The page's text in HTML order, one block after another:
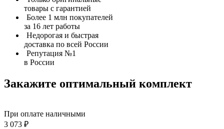
товары с гарантией
Более 1 млн покупателей
за 16 лет работы
Недорогая и быстрая
доставка по всей России
Репутация №1
в России
Закажите оптимальный комплект
При оплате наличными
3 073 ₽